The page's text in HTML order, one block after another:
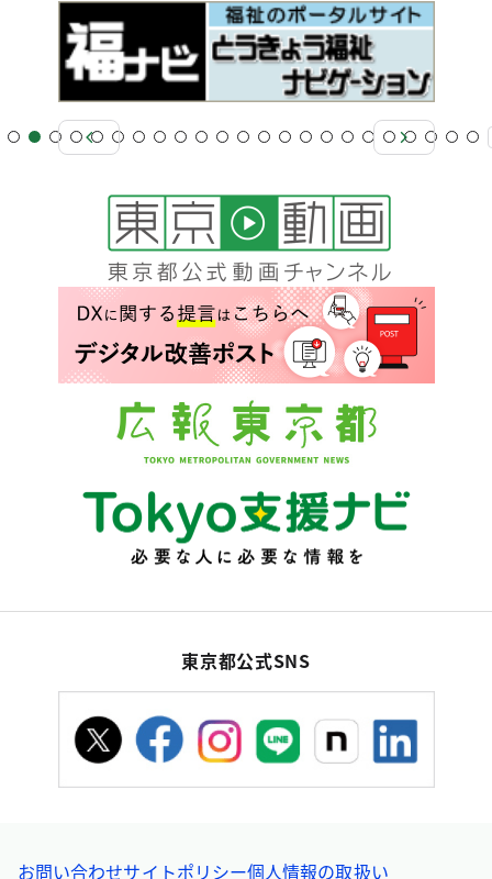
東京都公式SNS
お問い合わせサイトポリシー個人情報の取扱い